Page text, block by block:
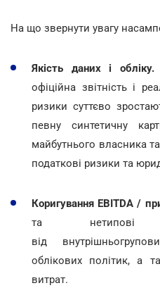
На що звернути увагу
Якість даних і обліку.
офіційна звітність і
ризики суттєво
певну синтетичну
майбутнього власника
податкові ризики та
Коригування EBITDA /
та нетипові
від
облікових політик, а
витрат.